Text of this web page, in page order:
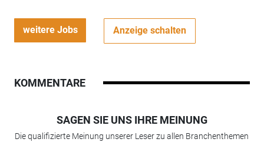
weitere Jobs Anzeige schalten
KOMMENTARE
SAGEN SIE UNS IHRE MEINUNG
Die qualifizierte Meinung unserer Leser zu allen Branchenthemen